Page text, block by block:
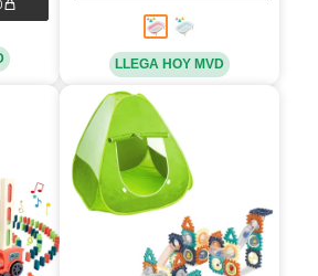
LLEGA HOY MVD